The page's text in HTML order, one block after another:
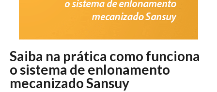
Saiba na prática como funciona
o sistema de enlonamento
mecanizado Sansuy